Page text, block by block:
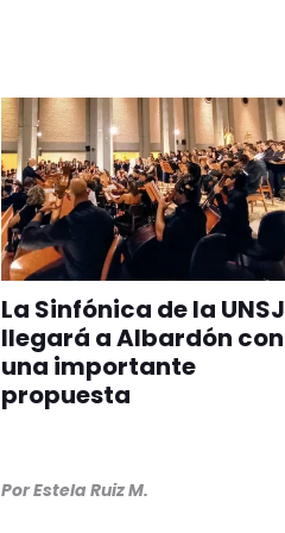
La Sinfónica de la UNSJ
llegará a Albardón con
una importante
propuesta
PorEstela Ruiz M.